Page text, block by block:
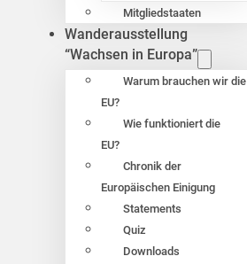
Mitgliedstaaten
Wanderausstellung
“Wachsen in Europa”
Warum brauchen wir die
EU?
Wie funktioniert die
EU?
Chronik der
Europäischen Einigung
Statements
Quiz
Downloads